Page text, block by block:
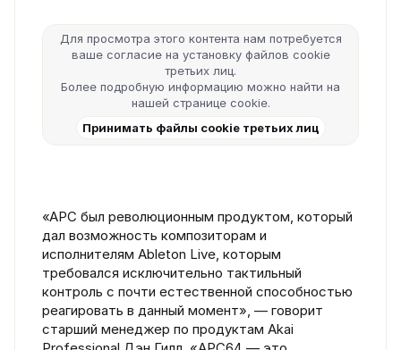
Для просмотра этого контента нам потребуется
ваше согласие на установку файлов cookie
третьих лиц.
Более подробную информацию можно найти на
нашей странице cookie.
Принимать файлы cookie третьих лиц
«APC был революционным продуктом, который
дал возможность композиторам и
исполнителям Ableton Live, которым
требовался исключительно тактильный
контроль с почти естественной способностью
реагировать в данный момент», — говорит
старший менеджер по продуктам Akai